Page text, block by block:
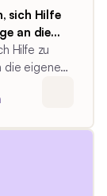
sich Hilfe
an die
Hilfe zu
die eigenen